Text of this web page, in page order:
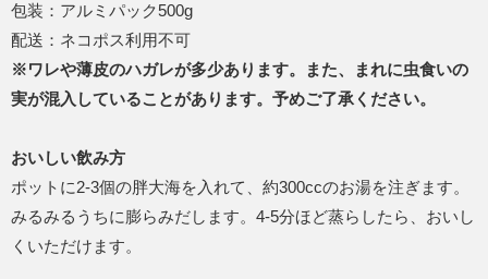
包装：アルミパック500g
配送：ネコポス利用不可
※ワレや薄皮のハガレが多少あります。また、まれに虫食いの
実が混入していることがあります。予めご了承ください。
おいしい飲み方
ポットに2-3個の胖大海を入れて、約300ccのお湯を注ぎます。
みるみるうちに膨らみだします。4-5分ほど蒸らしたら、おいし
くいただけます。